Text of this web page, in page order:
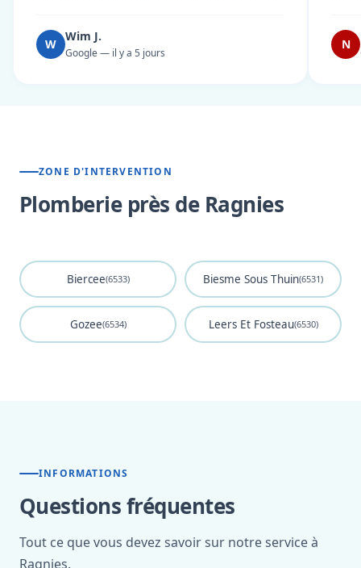
W
Wim J.
Google — il y a 5 jours
N
ZONE D'INTERVENTION
Plomberie près de Ragnies
Biercee(6533) Biesme Sous Thuin(6531)
Gozee(6534) Leers Et Fosteau(6530)
INFORMATIONS
Questions fréquentes
Tout ce que vous devez savoir sur notre service à
Ragnies.